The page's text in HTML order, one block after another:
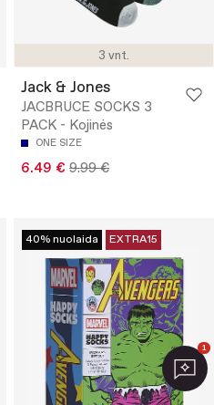
3 vnt.
Jack & Jones
JACBRUCE SOCKS 3
PACK - Kojinės
ONE SIZE
6.49 € 9.99 €
40% nuolaida EXTRA15
1